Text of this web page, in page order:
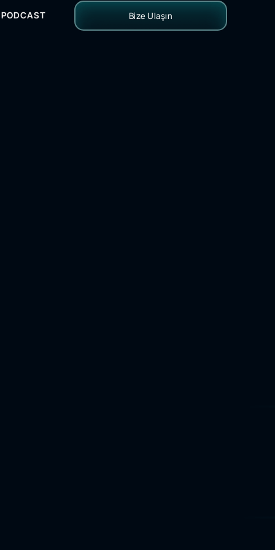
PODCAST Bize Ulaşın